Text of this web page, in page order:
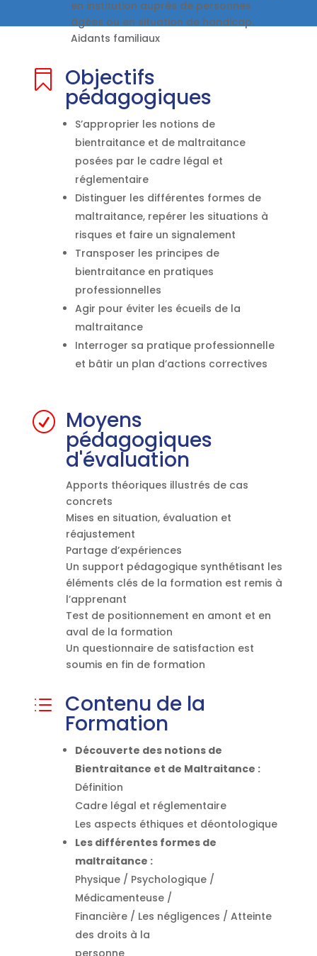
en institution auprès de personnes
âgées ou en situation de handicap.
Aidants familiaux
 Objectifs
pédagogiques
S’approprier les notions de
bientraitance et de maltraitance
posées par le cadre légal et
réglementaire
Distinguer les différentes formes de
maltraitance, repérer les situations à
risques et faire un signalement
Transposer les principes de
bientraitance en pratiques
professionnelles
Agir pour éviter les écueils de la
maltraitance
Interroger sa pratique professionnelle
et bâtir un plan d’actions correctives
R Moyens
pédagogiques
d'évaluation
Apports théoriques illustrés de cas
concrets
Mises en situation, évaluation et
réajustement
Partage d’expériences
Un support pédagogique synthétisant les
éléments clés de la formation est remis à
l’apprenant
Test de positionnement en amont et en
aval de la formation
Un questionnaire de satisfaction est
soumis en fin de formation
d Contenu de la
Formation
Découverte des notions de
Bientraitance et de Maltraitance :
Définition
Cadre légal et réglementaire
Les aspects éthiques et déontologique
Les différentes formes de
maltraitance :
Physique / Psychologique /
Médicamenteuse /
Financière / Les négligences / Atteinte
des droits à la